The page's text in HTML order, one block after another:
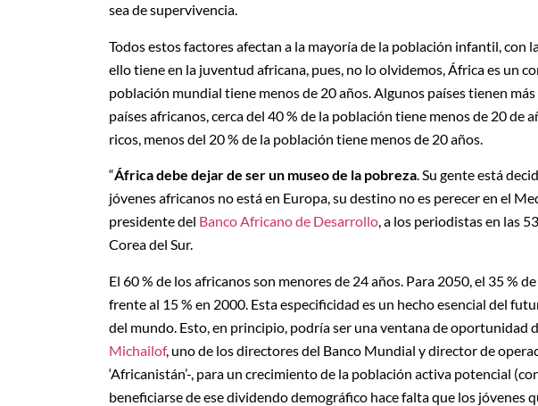
sea de supervivencia.
Todos estos factores afectan a la mayoría de la población infantil, con
ello tiene en la juventud africana, pues, no lo olvidemos, África es un
población mundial tiene menos de 20 años. Algunos países tienen
países africanos, cerca del 40 % de la población tiene menos de 20 de
ricos, menos del 20 % de la población tiene menos de 20 años.
“África debe dejar de ser un museo de la pobreza. Su gente está
jóvenes africanos no está en Europa, su destino no es perecer en el
presidente del Banco Africano de Desarrollo, a los periodistas en las
Corea del Sur.
El 60 % de los africanos son menores de 24 años. Para 2050, el 35 %
frente al 15 % en 2000. Esta especificidad es un hecho esencial del
del mundo. Esto, en principio, podría ser una ventana de oportunidad
Michailof, uno de los directores del Banco Mundial y director de
‘Africanistán’-, para un crecimiento de la población activa potencial
beneficiarse de ese dividendo demográfico hace falta que los jóvenes